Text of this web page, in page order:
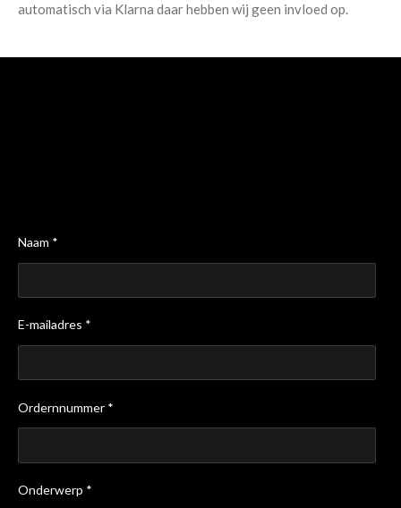
automatisch via Klarna daar hebben wij geen invloed op.
Naam *
E-mailadres *
Ordernnummer *
Onderwerp *